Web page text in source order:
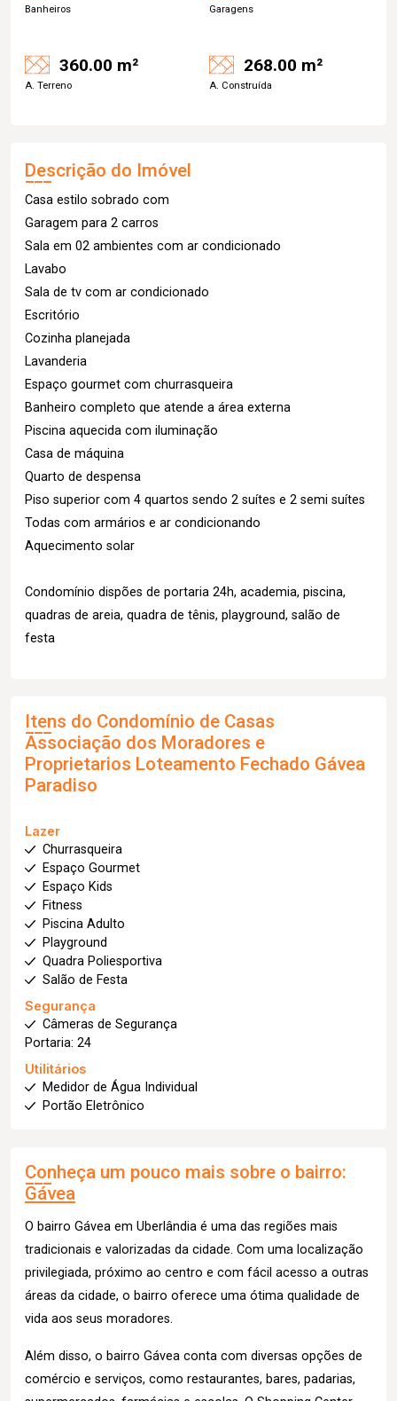
Banheiros Garagens
360.00 m²
A. Terreno
268.00 m²
A. Construída
Descrição do Imóvel
Casa estilo sobrado com
Garagem para 2 carros
Sala em 02 ambientes com ar condicionado
Lavabo
Sala de tv com ar condicionado
Escritório
Cozinha planejada
Lavanderia
Espaço gourmet com churrasqueira
Banheiro completo que atende a área externa
Piscina aquecida com iluminação
Casa de máquina
Quarto de despensa
Piso superior com 4 quartos sendo 2 suítes e 2 semi suítes
Todas com armários e ar condicionando
Aquecimento solar
Condomínio dispões de portaria 24h, academia, piscina,
quadras de areia, quadra de tênis, playground, salão de
festa
Itens do Condomínio de Casas
Associação dos Moradores e
Proprietarios Loteamento Fechado Gávea
Paradiso
Lazer
Churrasqueira
Espaço Gourmet
Espaço Kids
Fitness
Piscina Adulto
Playground
Quadra Poliesportiva
Salão de Festa
Segurança
Câmeras de Segurança
Portaria: 24
Utilitários
Medidor de Água Individual
Portão Eletrônico
Conheça um pouco mais sobre o bairro:
Gávea
O bairro Gávea em Uberlândia é uma das regiões mais
tradicionais e valorizadas da cidade. Com uma localização
privilegiada, próximo ao centro e com fácil acesso a outras
áreas da cidade, o bairro oferece uma ótima qualidade de
vida aos seus moradores.
Além disso, o bairro Gávea conta com diversas opções de
comércio e serviços, como restaurantes, bares, padarias,